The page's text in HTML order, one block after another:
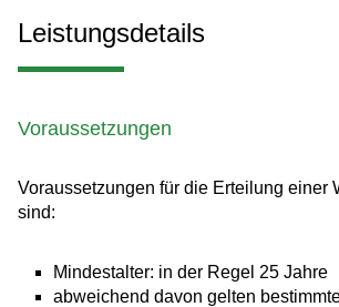
Leistungsdetails
Voraussetzungen
Voraussetzungen für die Erteilung einer
sind:
Mindestalter: in der Regel 25 Jahre
abweichend davon gelten